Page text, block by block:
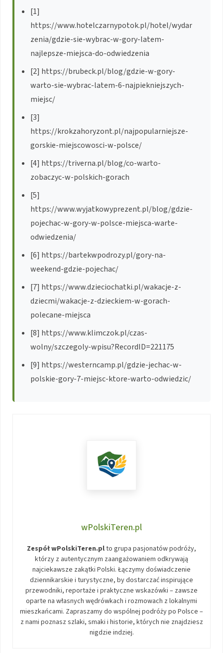
[1]
https://www.hotelczarnypotok.pl/hotel/wydar
zenia/gdzie-sie-wybrac-w-gory-latem-
najlepsze-miejsca-do-odwiedzenia
[2] https://brubeck.pl/blog/gdzie-w-gory-
warto-sie-wybrac-latem-6-najpiekniejszych-
miejsc/
[3]
https://krokzahoryzont.pl/najpopularniejsze-
gorskie-miejscowosci-w-polsce/
[4] https://triverna.pl/blog/co-warto-
zobaczyc-w-polskich-gorach
[5]
https://www.wyjatkowyprezent.pl/blog/gdzie-
pojechac-w-gory-w-polsce-miejsca-warte-
odwiedzenia/
[6] https://bartekwpodrozy.pl/gory-na-
weekend-gdzie-pojechac/
[7] https://www.dzieciochatki.pl/wakacje-z-
dziecmi/wakacje-z-dzieckiem-w-gorach-
polecane-miejsca
[8] https://www.klimczok.pl/czas-
wolny/szczegoly-wpisu?RecordID=221175
[9] https://westerncamp.pl/gdzie-jechac-w-
polskie-gory-7-miejsc-ktore-warto-odwiedzic/
wPolskiTeren.pl
Zespół wPolskiTeren.plto grupa pasjonatów podróży,
którzy z autentycznym zaangażowaniem odkrywają
najciekawsze zakątki Polski. Łączymy doświadczenie
dziennikarskie i turystyczne, by dostarczać inspirujące
przewodniki, reportaże i praktyczne wskazówki – zawsze
oparte na własnych wędrówkach i rozmowach z lokalnymi
mieszkańcami. Zapraszamy do wspólnej podróży po Polsce –
z nami poznasz szlaki, smaki i historie, których nie znajdziesz
nigdzie indziej.